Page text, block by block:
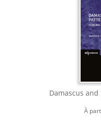
Damascus
À